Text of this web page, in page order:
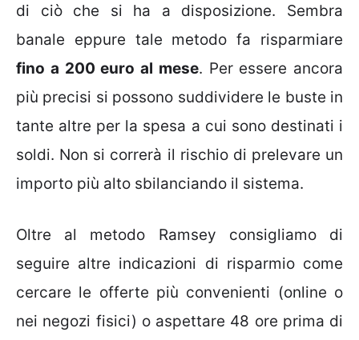
di ciò che si ha a disposizione. Sembra
banale eppure tale metodo fa risparmiare
fino a 200 euro al mese. Per essere ancora
più precisi si possono suddividere le buste in
tante altre per la spesa a cui sono destinati i
soldi. Non si correrà il rischio di prelevare un
importo più alto sbilanciando il sistema.
Oltre al metodo Ramsey consigliamo di
seguire altre indicazioni di risparmio come
cercare le offerte più convenienti (online o
nei negozi fisici) o aspettare 48 ore prima di